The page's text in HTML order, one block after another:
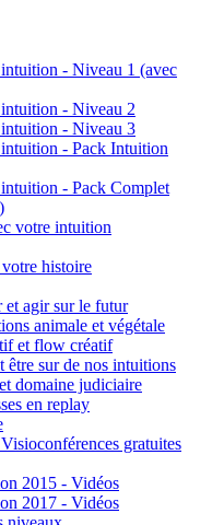
- Niveau 1 (avec
- Niveau 2
- Niveau 3
- Pack Intuition
- Pack Complet
votre intuition
histoire
et agir sur le futur
animale et végétale
et flow créatif
être sur de nos intuitions
domaine judiciaire
en replay
gratuites
2015 - Vidéos
2017 - Vidéos